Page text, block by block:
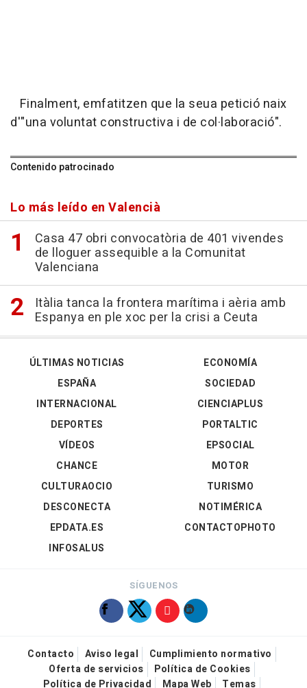
Finalment, emfatitzen que la seua petició naix
d'"una voluntat constructiva i de col·laboració".
Contenido patrocinado
Lo más leído en Valencià
Casa 47 obri convocatòria de 401 vivendes
de lloguer assequible a la Comunitat
Valenciana
Itàlia tanca la frontera marítima i aèria amb
Espanya en ple xoc per la crisi a Ceuta
ÚLTIMAS NOTICIAS
ESPAÑA
INTERNACIONAL
DEPORTES
VÍDEOS
ECONOMÍA
SOCIEDAD
CIENCIAPLUS
PORTALTIC
EPSOCIAL
CHANCE
CULTURAOCIO
DESCONECTA
EPDATA.ES
INFOSALUS
MOTOR
TURISMO
NOTIMÉRICA
CONTACTOPHOTO
SÍGUENOS
Contacto Aviso legal
Cumplimiento normativo
Oferta de servicios
Política de Cookies
Política de Privacidad
Mapa Web Temas